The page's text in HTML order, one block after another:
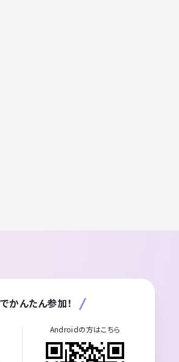
かんたん参加！
Androidの方はこちら